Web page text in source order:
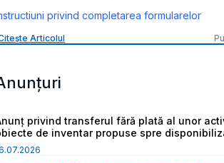
privind completarea formularelor
Articolul
privind transferul fără plată al unor
de inventar propuse spre